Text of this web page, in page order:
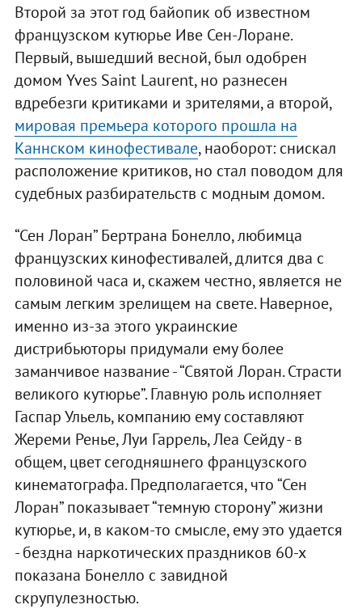
Второй за этот год байопик об известном
французском кутюрье Иве Сен-Лоране.
Первый, вышедший весной, был одобрен
домом Yves Saint Laurent, но разнесен
вдребезги критиками и зрителями, а второй,
мировая премьера которого прошла на
Каннском кинофестивале, наоборот: снискал
расположение критиков, но стал поводом для
судебных разбирательств с модным домом.
“Сен Лоран” Бертрана Бонелло, любимца
французских кинофестивалей, длится два с
половиной часа и, скажем честно, является не
самым легким зрелищем на свете. Наверное,
именно из-за этого украинские
дистрибьюторы придумали ему более
заманчивое название - “Святой Лоран. Страсти
великого кутюрье”. Главную роль исполняет
Гаспар Ульель, компанию ему составляют
Жереми Ренье, Луи Гаррель, Леа Сейду - в
общем, цвет сегодняшнего французского
кинематографа. Предполагается, что “Сен
Лоран” показывает “темную сторону” жизни
кутюрье, и, в каком-то смысле, ему это удается
- бездна наркотических праздников 60-х
показана Бонелло с завидной
скрупулезностью.